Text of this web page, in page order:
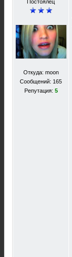
Постоялец
Откуда: moon
Сообщений: 165
Репутация: 5